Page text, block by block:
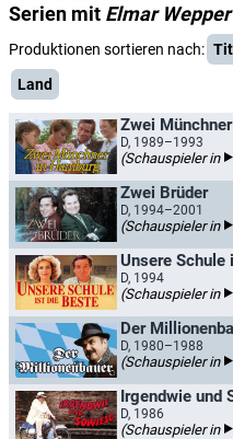
Serien mit Elmar Wepper
Produktionen sortieren nach:
Land
Zwei
D, 1989–1993
(Schauspieler in
Zwei Brüder
D, 1994–2001
(Schauspieler in
Unsere Schule
D, 1994
(Schauspieler in
Der
D, 1980–1988
(Schauspieler in
Irgendwie und
D, 1986
(Schauspieler in